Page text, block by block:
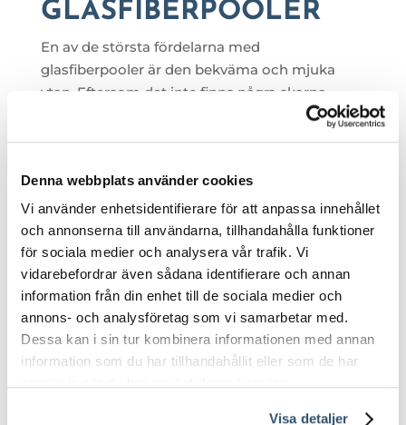
Denna webbplats använder cookies
Vi använder enhetsidentifierare för att anpassa innehållet
och annonserna till användarna, tillhandahålla funktioner
för sociala medier och analysera vår trafik. Vi
vidarebefordrar även sådana identifierare och annan
information från din enhet till de sociala medier och
annons- och analysföretag som vi samarbetar med.
Dessa kan i sin tur kombinera informationen med annan
information som du har tillhandahållit eller som de har
Visa detaljer
GLASFIBERPOOLER
En av de största fördelarna med
glasfiberpooler är den bekväma och mjuka
ytan. Eftersom det inte finns några skarpa
kanter, svetsskarvar eller fogar är den oerhört
behaglig att bada i. Dessutom är materialet
står emot markrörelser och
temperaturväxlingar i det nordiska klimatet på
ett utmärkt sätt.
EN POOL SOM KRÄVER
MINDRE UNDERHÅLL
Precis som med våra PP-pooler får du ett
bekvämt poolägande med glasfiber. Eftersom
glasfiber är ett helt slätt och icke-poröst
material, har alger och smuts väldigt svårt att
få fäste på väggarna. Detta innebär att du inte